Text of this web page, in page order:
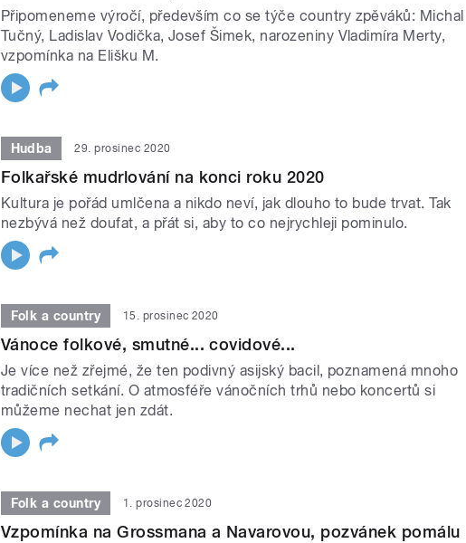
Připomeneme výročí, především co se týče country zpěváků: Michal
Tučný, Ladislav Vodička, Josef Šimek, narozeniny Vladimíra Merty,
vzpomínka na Elišku M.
Hudba 29. prosinec 2020
Folkařské mudrlování na konci roku 2020
Kultura je pořád umlčena a nikdo neví, jak dlouho to bude trvat. Tak
nezbývá než doufat, a přát si, aby to co nejrychleji pominulo.
Folk a country 15. prosinec 2020
Vánoce folkové, smutné... covidové...
Je více než zřejmé, že ten podivný asijský bacil, poznamená mnoho
tradičních setkání. O atmosféře vánočních trhů nebo koncertů si
můžeme nechat jen zdát.
Folk a country 1. prosinec 2020
Vzpomínka na Grossmana a Navarovou, pozvánek pomálu